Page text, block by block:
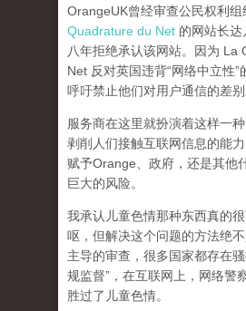
OrangeUK曾经审查公民权利组
Quadrature du Net 的网站长
八年拒绝承认该网站。因为 La
Net 反对英国违背“网络中立性”
呼吁禁止他们对用户通信的差别
服务商在这里就扮演着这样一
剥削人们接触互联网信息的能
赋予Orange、政府，还是其他
巨大的风险。
我承认儿童色情那种东西真的
呕，但解决这个问题的方法绝
主导的审查，很多国家都存在
规监督”，在互联网上，网络警
胜过了儿童色情。